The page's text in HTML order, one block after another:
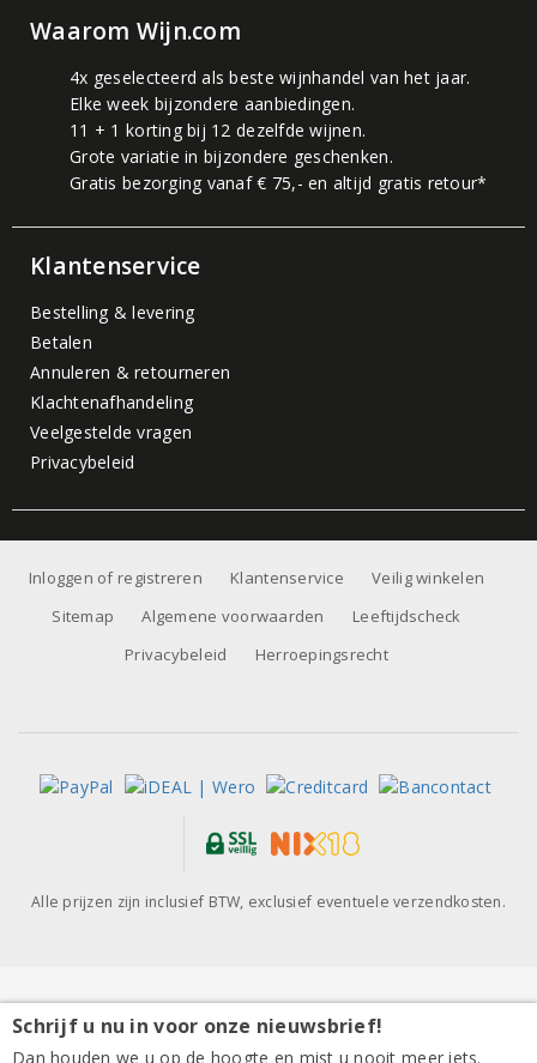
Ramón do Casar Ribeiro Varietal 2025
Waarom Wijn.com
4x geselecteerd als beste wijnhandel van het jaar.
Elke week bijzondere aanbiedingen.
11 + 1 korting bij 12 dezelfde wijnen.
Grote variatie in bijzondere geschenken.
Gratis bezorging vanaf € 75,- en altijd gratis retour*
Klantenservice
Bestelling & levering
Betalen
Annuleren & retourneren
Klachtenafhandeling
Veelgestelde vragen
Privacybeleid
Inloggen of registreren Klantenservice
Veilig winkelen
Sitemap
Algemene voorwaarden
Leeftijdscheck
Privacybeleid
Herroepingsrecht
Alle prijzen zijn inclusief BTW, exclusief eventuele verzendkosten.
Schrijf u nu in voor onze nieuwsbrief!
Dan houden we u op de hoogte en mist u nooit meer iets.